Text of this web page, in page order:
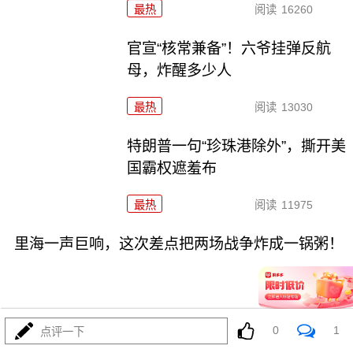
最热 阅读 16260
官宣“核常兼备”！六爷挂弹反航
母，炸醒多少人
最热 阅读 13030
特朗普一句“珍珠港除外”，撕开美
国霸权遮羞布
最热 阅读 11975
里海一声巨响，这次差点把两场战争炸成一锅粥！
点评一下 0 1